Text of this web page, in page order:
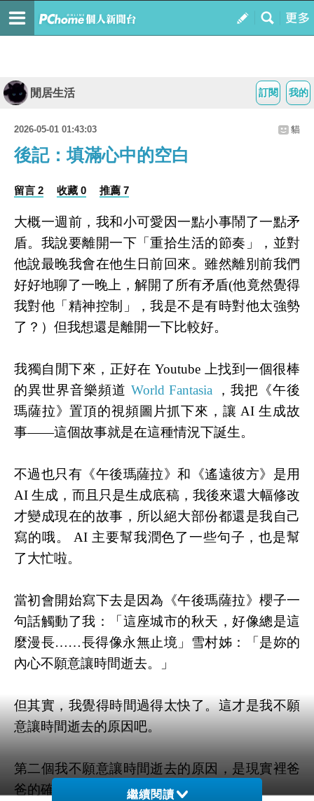
我的
訂閱
閒居生活
2026-05-01 01:43:03 貓
後記：填滿心中的空白
留言 2 收藏 0 推薦 7
大概一週前，我和小可愛因一點小事鬧了一點矛
盾。我說要離開一下「重拾生活的節奏」，並對
他說最晚我會在他生日前回來。雖然離別前我們
好好地聊了一晚上，解開了所有矛盾(他竟然覺得
我對他「精神控制」，我是不是有時對他太強勢
了？） 但我想還是離開一下比較好。
我獨自閒下來，正好在 Youtube 上找到一個很棒
的異世界音樂頻道 World Fantasia ，我把《午後
瑪薩拉》置頂的視頻圖片抓下來，讓 AI 生成故
事——這個故事就是在這種情況下誕生。
不過也只有《午後瑪薩拉》和《遙遠彼方》是用
AI 生成，而且只是生成底稿，我後來還大幅修改
才變成現在的故事，所以絕大部份都還是我自己
寫的哦。 AI 主要幫我潤色了一些句子，也是幫
了大忙啦。
當初會開始寫下去是因為《午後瑪薩拉》櫻子一
句話觸動了我：「這座城市的秋天，好像總是這
麼漫長……長得像永無止境」雪村姊：「是妳的
內心不願意讓時間逝去。」
但其實，我覺得時間過得太快了。這才是我不願
意讓時間逝去的原因吧。
第二個我不願意讓時間逝去的原因，是現實裡爸
爸的確在幾年前那個疫情的秋天去世了。
繼續閱讀